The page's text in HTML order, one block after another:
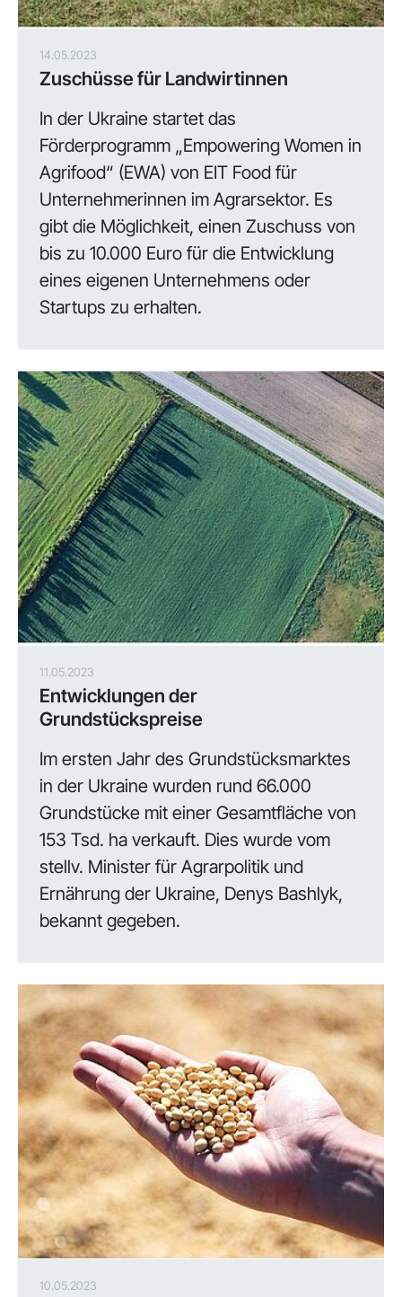
14.05.2023
Zuschüsse für Landwirtinnen
In der Ukraine startet das
Förderprogramm „Empowering Women in
Agrifood“ (EWA) von EIT Food für
Unternehmerinnen im Agrarsektor. Es
gibt die Möglichkeit, einen Zuschuss von
bis zu 10.000 Euro für die Entwicklung
eines eigenen Unternehmens oder
Startups zu erhalten.
11.05.2023
Entwicklungen der
Grundstückspreise
Im ersten Jahr des Grundstücksmarktes
in der Ukraine wurden rund 66.000
Grundstücke mit einer Gesamtfläche von
153 Tsd. ha verkauft. Dies wurde vom
stellv. Minister für Agrarpolitik und
Ernährung der Ukraine, Denys Bashlyk,
bekannt gegeben.
10.05.2023